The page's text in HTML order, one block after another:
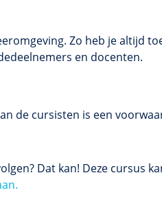
Zo heb je altijd
en docenten.
de cursisten is een
Dat kan! Deze cursus